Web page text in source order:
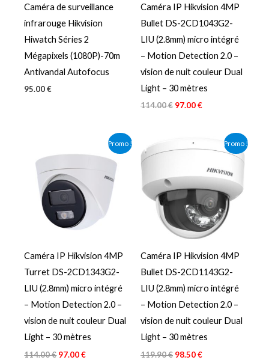
Caméra de surveillance
infrarouge Hikvision
Hiwatch Séries 2
Mégapixels (1080P)-70m
Antivandal Autofocus
95.00€
Caméra IP Hikvision 4MP
Bullet DS-2CD1043G2-
LIU (2.8mm) micro intégré
– Motion Detection 2.0 –
vision de nuit couleur Dual
Light – 30 mètres
114.00€ 97.00€
Promo !
Caméra IP Hikvision 4MP
Turret DS-2CD1343G2-
LIU (2.8mm) micro intégré
– Motion Detection 2.0 –
vision de nuit couleur Dual
Light – 30 mètres
114.00€
était :
114.00 €.
97.00€
actuel
97.00 €.
Promo !
Caméra IP Hikvision 4MP
Bullet DS-2CD1143G2-
LIU (2.8mm) micro intégré
– Motion Detection 2.0 –
vision de nuit couleur Dual
Light – 30 mètres
119.90€
prix
119.90 €.
98.50€
prix
est :
98.50 €.